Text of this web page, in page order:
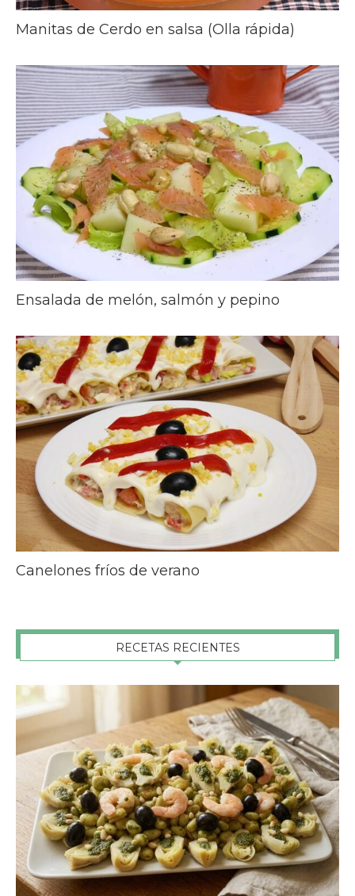
Manitas de Cerdo en salsa (Olla rápida)
Ensalada de melón, salmón y pepino
Canelones fríos de verano
RECETAS RECIENTES